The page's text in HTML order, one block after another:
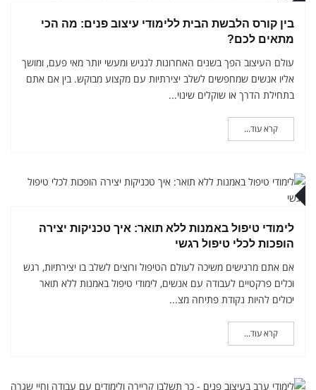
בין קורס הלבשת הבית ללימודי עיצוב פנים: מה הכי
מתאים לכם?
עולם העיצוב הפך בשנים האחרונות לנגיש ומעשי יותר מאי פעם, ומושך
אליו אנשים שמחפשים לשלב יצירתיות עם מקצוע מבוקש. בין אם אתם
בתחילת הדרך או שוקלים שינוי...
קרא עוד...
לימודי טיפול באמנות ללא תואר: איך טכניקות יצירה
הופכות לכלי טיפול רגשי
אם אתם מרגישים משיכה לעולם הטיפול ורוצים לשלב בו יצירתיות, רגש
וכלים פרקטיים לעבודה עם אנשים, לימודי טיפול באמנות ללא תואר
יכולים להיות נקודת פתיחה מצ...
קרא עוד...